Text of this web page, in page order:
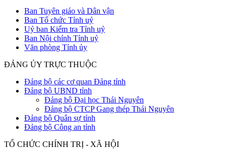
Ban Tuyên giáo và Dân vận
Ban Tổ chức Tỉnh uỷ
Uỷ ban Kiểm tra Tỉnh uỷ
Ban Nội chính Tỉnh uỷ
Văn phòng Tỉnh ủy
ĐẢNG ỦY TRỰC THUỘC
Đảng bộ các cơ quan Đảng tỉnh
Đảng bộ UBND tỉnh
Đảng bộ Đại học Thái Nguyên
Đảng bộ CTCP Gang thép Thái Nguyên
Đảng bộ Quân sự tỉnh
Đảng bộ Công an tỉnh
TỔ CHỨC CHÍNH TRỊ - XÃ HỘI